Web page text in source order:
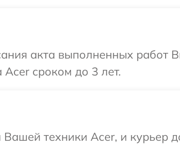
акта выполненных работ
сроком до 3 лет.
техники Acer, и курьер